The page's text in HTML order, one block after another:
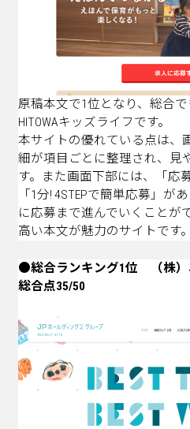
原稿本文で1位となり、総合
HITOWAキッズライフです。
本サイトの優れている点は、
細が項目ごとに整理され、見
す。また画面下部には、「応
「1分! 4STEPで簡単応募」が
に応募まで進んでいくことが
高い本文が魅力のサイトです。
●総合ランキング1位 （株
総合点35/50